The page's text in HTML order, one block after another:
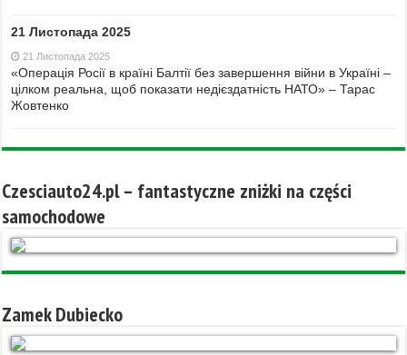
21 Листопада 2025
21 Листопада 2025
«Операція Росії в країні Балтії без завершення війни в Україні –
цілком реальна, щоб показати недієздатність НАТО» – Тарас
Жовтенко
Czesciauto24.pl – fantastyczne zniżki na części
samochodowe
Zamek Dubiecko